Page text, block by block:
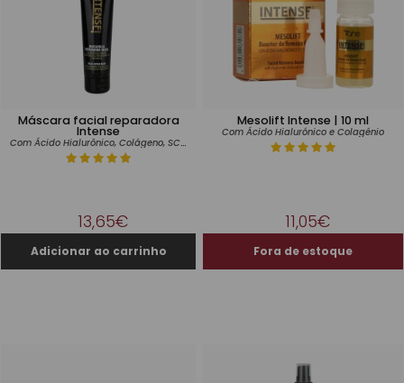
Máscara facial reparadora
Intense
Com Ácido Hialurônico, Colágeno, SCA, Pró-vitamina B5 e Bisabolol
13,65€
Mesolift Intense | 10 ml
Com Ácido Hialurónico e Colagénio
11,05€